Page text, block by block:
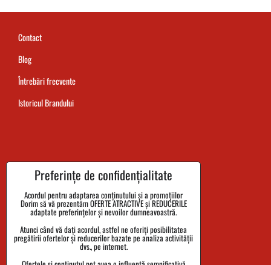
Contact
Blog
Întrebări frecvente
Istoricul Brandului
Termenul de livrare al comenzii
Reclamații și returnarea bunurilor
Mărimi
Date despre companie
Preferințe de confidențialitate
Acordul pentru adaptarea conținutului și a promoțiilor
Dorim să vă prezentăm OFERTE ATRACTIVE și REDUCERILE
adaptate preferințelor și nevoilor dumneavoastră.
Atunci când vă dați acordul, astfel ne oferiți posibilitatea
pregătirii ofertelor și reducerilor bazate pe analiza activității
dvs., pe internet.